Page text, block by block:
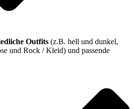
Outfits (z.B. hell und dunkel,
und Rock / Kleid) und passende